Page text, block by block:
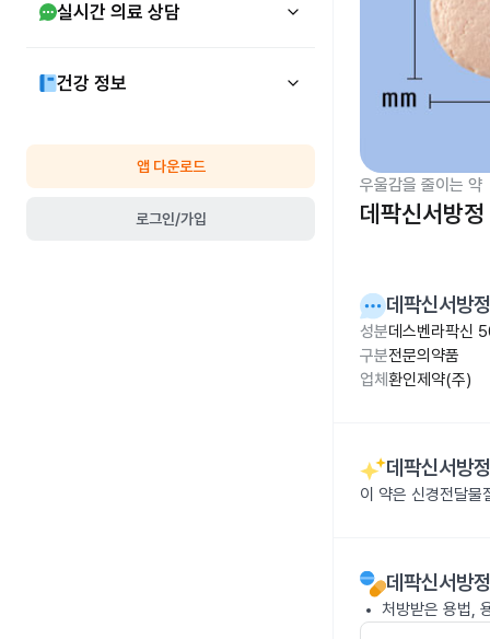
실시간 의료 상담
건강 정보
앱 다운로드
로그인/가입
우울감을 줄이는 약
데팍신서방
데팍신서방
성분데스벤라팍신
구분전문의약품
업체 환인제약(주)
데팍신서방
이 약은 신경전달물
데팍신서방
처방받은 용법,